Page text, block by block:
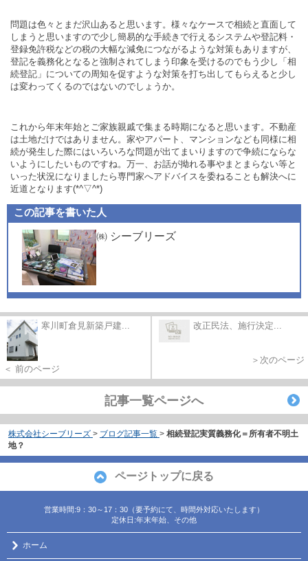
問題は色々とまだ沢山あると思います。様々なケースで相続と直面して
しまうと思いますので少し簡易的な手続きで行えるシステムや登記料・
登録免許税などの税の大幅な減免につながるような対策もありますが、
登記を義務化となると強制されてしまう印象を受けるのでもう少し「相
続登記」についての周知を促すような対策を打ち出してもらえると少し
は変わってくるのではないのでしょうか。
これから年末年始とご家族親戚で集まる時期になると思います。不動産
は土地だけではありません。家やアパート、マンションなども同様に相
続が発生した際にはいろいろな問題が出てまいりますので争続にならな
いようにしたいものですね。万一、お話が拗れる事やまとまらない等と
いった状況になりましたら専門家へアドバイスを委ねることも解決へに
近道となります(*^▽^*)
この記事を書いた人
㈱ シーブリーズ
寒川町倉見新築戸建...
＜ 前のページ
改正民法、施行決定...
＞次のページ
記事一覧ページへ
株式会社シーブリーズ > ブログ記事一覧 > 相続登記実質義務化＝所有者不明土
地？
ページトップに戻る
営業時間:9：30～17：30（要予約にて、時間外対応いたします）
定休日:年末年始、その他
ホーム